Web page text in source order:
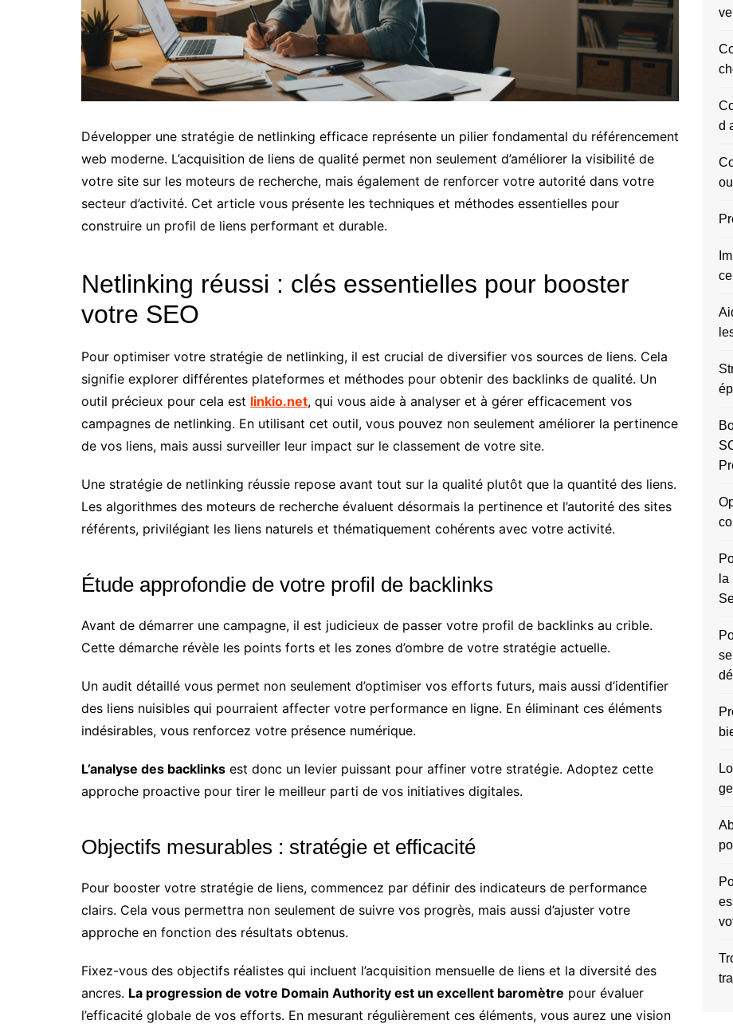
Développer une stratégie de netlinking efficace représente un pilier fondamental du référencement
web moderne. L’acquisition de liens de qualité permet non seulement d’améliorer la visibilité de
votre site sur les moteurs de recherche, mais également de renforcer votre autorité dans votre
secteur d’activité. Cet article vous présente les techniques et méthodes essentielles pour
construire un profil de liens performant et durable.
Netlinking réussi : clés essentielles pour booster
votre SEO
Pour optimiser votre stratégie de netlinking, il est crucial de diversifier vos sources de liens. Cela
signifie explorer différentes plateformes et méthodes pour obtenir des backlinks de qualité. Un
outil précieux pour cela est linkio.net, qui vous aide à analyser et à gérer efficacement vos
campagnes de netlinking. En utilisant cet outil, vous pouvez non seulement améliorer la pertinence
de vos liens, mais aussi surveiller leur impact sur le classement de votre site.
Une stratégie de netlinking réussie repose avant tout sur la qualité plutôt que la quantité des liens.
Les algorithmes des moteurs de recherche évaluent désormais la pertinence et l’autorité des sites
référents, privilégiant les liens naturels et thématiquement cohérents avec votre activité.
Étude approfondie de votre profil de backlinks
Avant de démarrer une campagne, il est judicieux de passer votre profil de backlinks au crible.
Cette démarche révèle les points forts et les zones d’ombre de votre stratégie actuelle.
Un audit détaillé vous permet non seulement d’optimiser vos efforts futurs, mais aussi d’identifier
des liens nuisibles qui pourraient affecter votre performance en ligne. En éliminant ces éléments
indésirables, vous renforcez votre présence numérique.
L’analyse des backlinks est donc un levier puissant pour affiner votre stratégie. Adoptez cette
approche proactive pour tirer le meilleur parti de vos initiatives digitales.
Objectifs mesurables : stratégie et efficacité
Pour booster votre stratégie de liens, commencez par définir des indicateurs de performance
clairs. Cela vous permettra non seulement de suivre vos progrès, mais aussi d’ajuster votre
approche en fonction des résultats obtenus.
Fixez-vous des objectifs réalistes qui incluent l’acquisition mensuelle de liens et la diversité des
ancres. La progression de votre Domain Authority est un excellent baromètre pour évaluer
l’efficacité globale de vos efforts. En mesurant régulièrement ces éléments, vous aurez une vision
d